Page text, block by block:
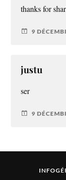
thanks for
9
justu
ser
9